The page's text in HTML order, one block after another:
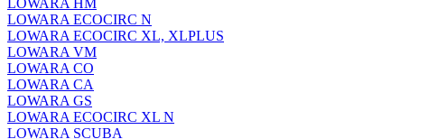
LOWARA HM
LOWARA ECOCIRC N
LOWARA ECOCIRC XL, XLPLUS
LOWARA VM
LOWARA CO
LOWARA CA
LOWARA GS
LOWARA ECOCIRC XL N
LOWARA SCUBA